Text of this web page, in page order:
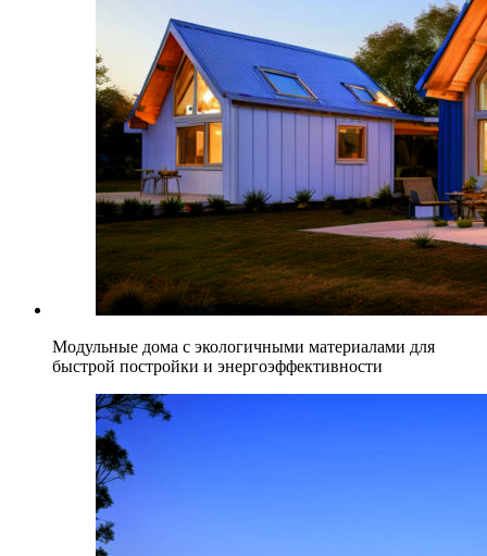
Модульные дома с экологичными материалами для
быстрой постройки и энергоэффективности